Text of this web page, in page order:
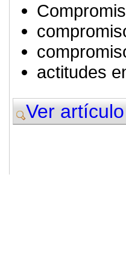
actitudes
Ver artículo